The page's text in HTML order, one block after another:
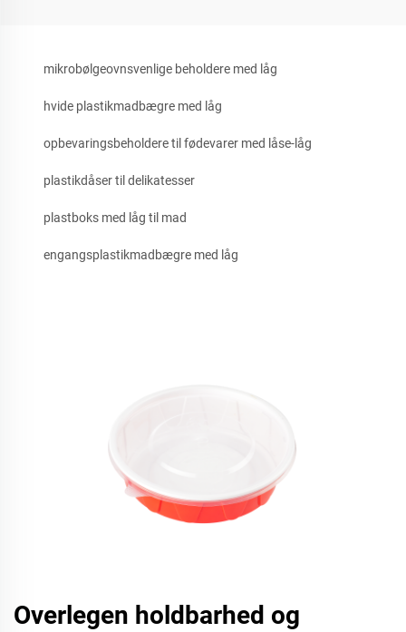
mikrobølgeovnsvenlige beholdere med låg
hvide plastikmadbægre med låg
opbevaringsbeholdere til fødevarer med låse-låg
plastikdåser til delikatesser
plastboks med låg til mad
engangsplastikmadbægre med låg
Overlegen holdbarhed og